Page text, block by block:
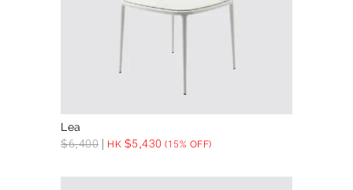
Lea
$6,400 HK $5,430 (15% OFF)